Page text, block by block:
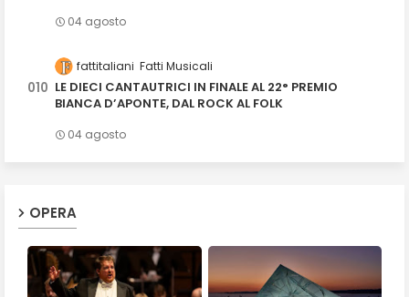
04 agosto
fattitaliani Fatti Musicali
LE DIECI CANTAUTRICI IN FINALE AL 22° PREMIO
BIANCA D’APONTE, DAL ROCK AL FOLK
04 agosto
OPERA